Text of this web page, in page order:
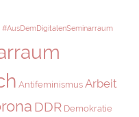
#AusDemDigitalenSeminarraum
Antifeminismus Arbeit
DDR Demokratie